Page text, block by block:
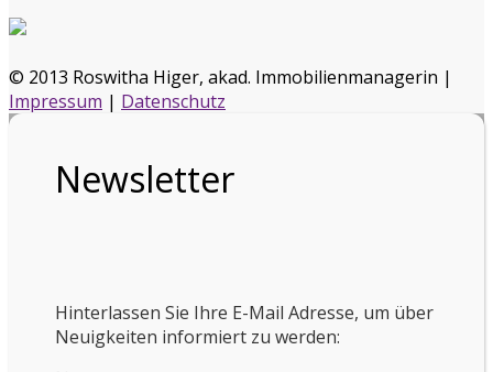
© 2013 Roswitha Higer, akad. Immobilienmanagerin |
Impressum | Datenschutz
Newsletter
Hinterlassen Sie Ihre E-Mail Adresse, um über
Neuigkeiten informiert zu werden: